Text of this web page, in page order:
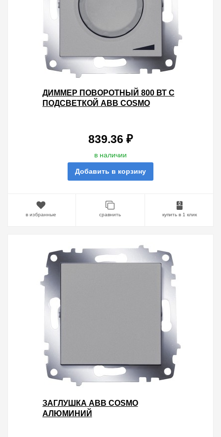
ДИММЕР ПОВОРОТНЫЙ 800 ВТ С
ПОДСВЕТКОЙ ABB COSMO
839.36 ₽
в наличии
Добавить в корзину
в избранные сравнить купить в 1 клик
ЗАГЛУШКА ABB COSMO
АЛЮМИНИЙ